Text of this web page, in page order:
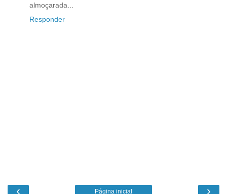
almoçarada...
Responder
‹ ›
Página inicial